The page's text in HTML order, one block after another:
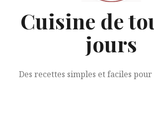
Cuisine de
jours
Des recettes simples et faciles